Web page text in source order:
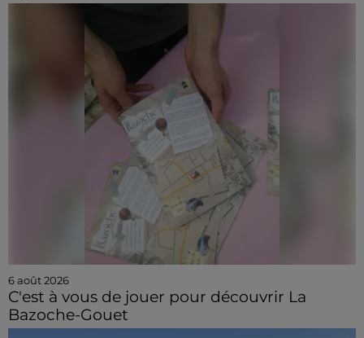
6 août 2026
C'est à vous de jouer pour découvrir La
Bazoche-Gouet